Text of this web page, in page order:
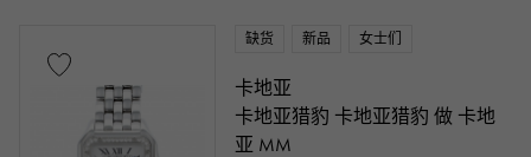
缺货 新品 女士们
卡地亚
卡地亚猎豹 卡地亚猎豹 做 卡地
亚 MM